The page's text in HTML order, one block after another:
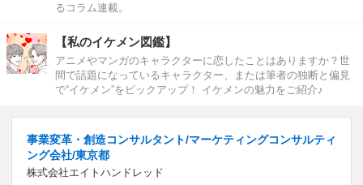
るコラム連載。
【私のイケメン図鑑】
アニメやマンガのキャラクターに恋したことはありますか？世
間で話題になっているキャラクター、または筆者の独断と偏見
で“イケメン”をピックアップ！ イケメンの魅力をご紹介♪
事業変革・創造コンサルタント/マーケティングコンサルティ
ング会社/東京都
株式会社エイトハンドレッド